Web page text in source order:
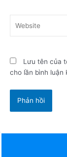
Lưu tên của
cho lần bình luận